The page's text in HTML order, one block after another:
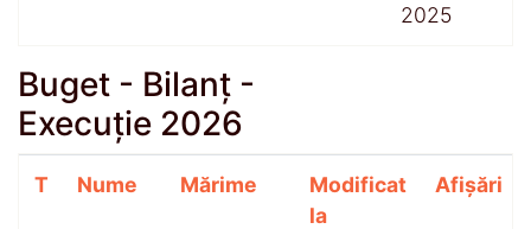
2025
Buget - Bilanț -
Execuție 2026
T Nume Mărime
Modificat
la
Afișări